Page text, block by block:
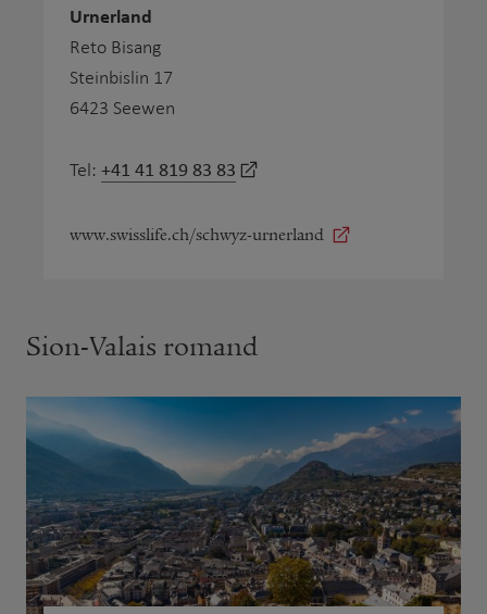
Urnerland
Reto Bisang
Steinbislin 17
6423 Seewen
Tel: +41 41 819 83 83
www.swisslife.ch/schwyz-urnerland
Sion-Valais romand